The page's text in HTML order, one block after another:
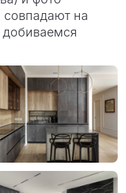
совпадают на
добиваемся